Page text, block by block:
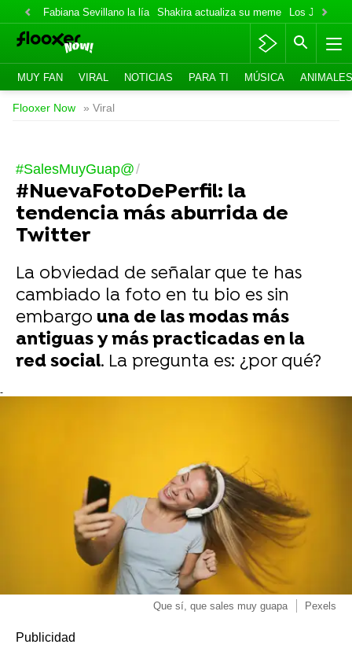
Fabiana Sevillano la lía Shakira actualiza su meme Los Jonas
MUY FAN VIRAL NOTICIAS PARA TI MÚSICA ANIMALES
Flooxer Now » Viral
#SalesMuyGuap@
#NuevaFotoDePerfil: la
tendencia más aburrida de
Twitter
La obviedad de señalar que te has
cambiado la foto en tu bio es sin
embargo una de las modas más
antiguas y más practicadas en la
red social. La pregunta es: ¿por qué?
-
Que sí, que sales muy guapa Pexels